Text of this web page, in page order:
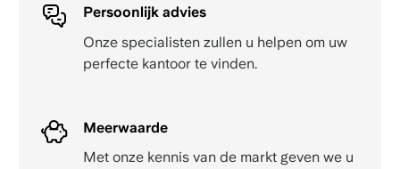
Persoonlijk advies
Onze specialisten zullen u helpen om uw
perfecte kantoor te vinden.
Meerwaarde
Met onze kennis van de markt geven we u